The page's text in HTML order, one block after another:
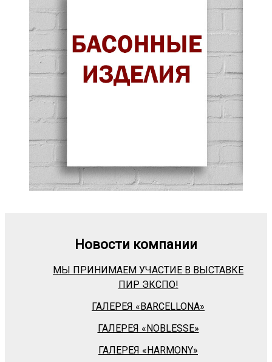
Новости компании
МЫ ПРИНИМАЕМ УЧАСТИЕ В ВЫСТАВКЕ
ПИР ЭКСПО!
ГАЛЕРЕЯ «BARСELLONA»
ГАЛЕРЕЯ «NOBLESSE»
ГАЛЕРЕЯ «HARMONY»